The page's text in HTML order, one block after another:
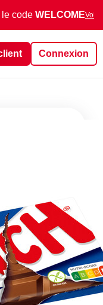
le code WELCOMEVoir
Connexion